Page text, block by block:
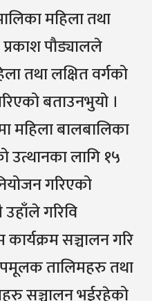
महिला तथा
पौड्यालले
तथा लक्षित वर्गको
बताउनभुयो ।
महिला बालबालिका
उत्थानका लागि १५
गरिएको
गरिवि
सञ्चालन गरि
तालिमहरु तथा
सञ्चालन भईरहेको